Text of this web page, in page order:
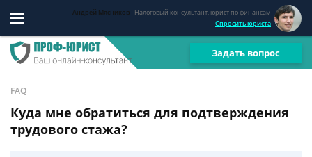
Андрей Мясников- Налоговый консультант, юрист по финансам
Спросить юриста
Задать вопрос
FAQ
Куда мне обратиться для подтверждения
трудового стажа?